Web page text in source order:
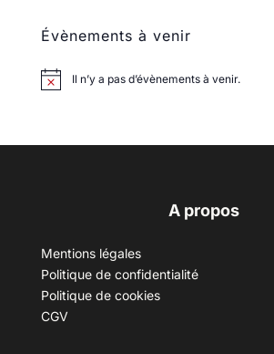
Évènements à venir
Il n’y a pas d’évènements à venir.
A propos
Mentions légales
Politique de confidentialité
Politique de cookies
CGV